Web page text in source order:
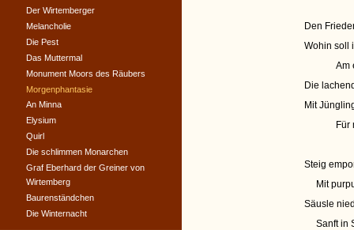
Den
Wohin soll
Am
Die
Mit
Für
Steig
Mit
Säusle
Sanft in
Der Wirtemberger
Melancholie
Die Pest
Das Muttermal
Monument Moors des Räubers
Morgenphantasie
An Minna
Elysium
Quirl
Die schlimmen Monarchen
Graf Eberhard der Greiner von
Wirtemberg
Baurenständchen
Die Winternacht